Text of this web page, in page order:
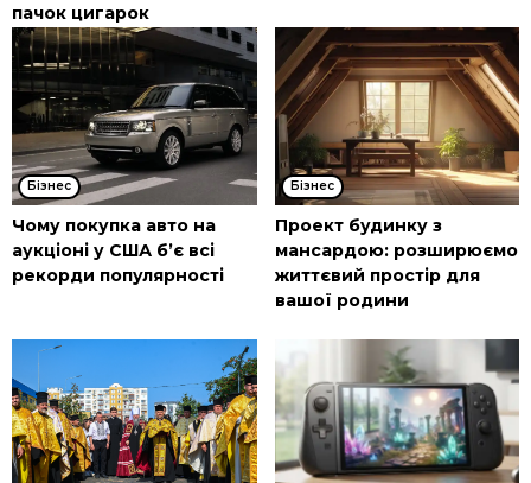
пачок цигарок
Бізнес
Чому покупка авто на
аукціоні у США б’є всі
рекорди популярності
Бізнес
Проект будинку з
мансардою: розширюємо
життєвий простір для
вашої родини